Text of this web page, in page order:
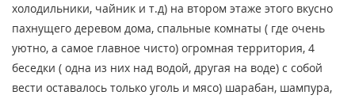
холодильники, чайник и т.д) на втором этаже этого вкусно
пахнущего деревом дома, спальные комнаты ( где очень
уютно, а самое главное чисто) огромная территория, 4
беседки ( одна из них над водой, другая на воде) с собой
вести оставалось только уголь и мясо) шарабан, шампура,